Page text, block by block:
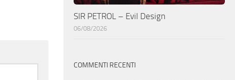
SIR PETROL – Evil Design
06/08/2026
COMMENTI RECENTI